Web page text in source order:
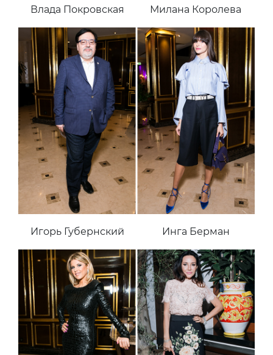
Влада Покровская Милана Королева
Игорь Губернский Инга Берман